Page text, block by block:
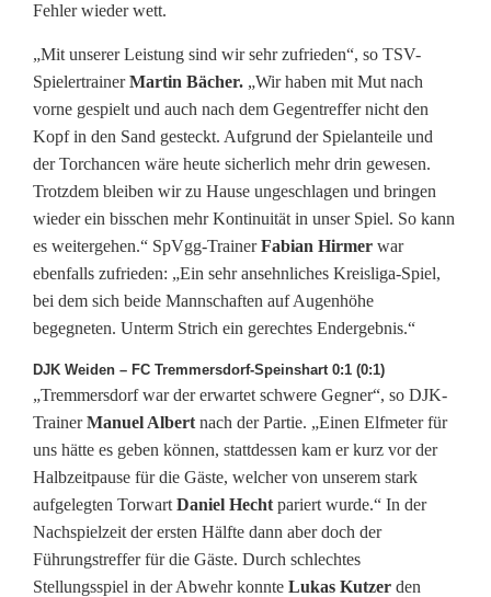
Fehler wieder wett.
„Mit unserer Leistung sind wir sehr zufrieden“, so TSV-
SpielertrainerMartin Bächer. „Wir haben mit Mut nach
vorne gespielt und auch nach dem Gegentreffer nicht den
Kopf in den Sand gesteckt. Aufgrund der Spielanteile und
der Torchancen wäre heute sicherlich mehr drin gewesen.
Trotzdem bleiben wir zu Hause ungeschlagen und bringen
wieder ein bisschen mehr Kontinuität in unser Spiel. So kann
es weitergehen.“ SpVgg-TrainerFabian Hirmer war
ebenfalls zufrieden: „Ein sehr ansehnliches Kreisliga-Spiel,
bei dem sich beide Mannschaften auf Augenhöhe
begegneten. Unterm Strich ein gerechtes Endergebnis.“
DJK Weiden – FC Tremmersdorf-Speinshart 0:1 (0:1)
„Tremmersdorf war der erwartet schwere Gegner“, so DJK-
TrainerManuel Albert nach der Partie. „Einen Elfmeter für
uns hätte es geben können, stattdessen kam er kurz vor der
Halbzeitpause für die Gäste, welcher von unserem stark
aufgelegten Torwart Daniel Hecht pariert wurde.“ In der
Nachspielzeit der ersten Hälfte dann aber doch der
Führungstreffer für die Gäste. Durch schlechtes
Stellungsspiel in der Abwehr konnte Lukas Kutzer den